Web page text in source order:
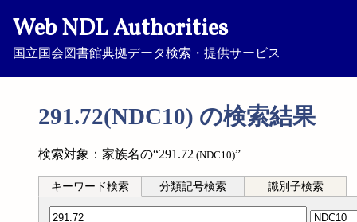
Web NDL Authorities
国立国会図書館典拠データ検索・提供サービス
291.72(NDC10) の検索結果
検索対象：家族名の“291.72 (NDC10)”
キーワード検索 分類記号検索 識別子検索
分類記号検索